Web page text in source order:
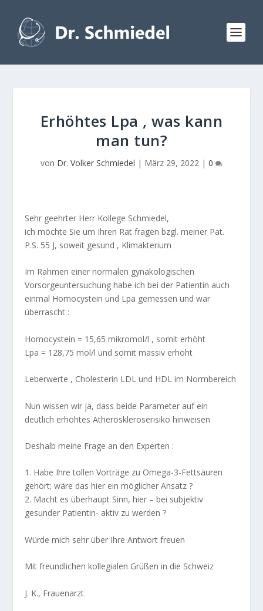
Erhöhtes Lpa , was kann
man tun?
von Dr. Volker Schmiedel | März 29, 2022 | 0
Sehr geehrter Herr Kollege Schmiedel,
ich möchte Sie um Ihren Rat fragen bzgl. meiner Pat.
P.S. 55 J, soweit gesund , Klimakterium
Im Rahmen einer normalen gynäkologischen
Vorsorgeuntersuchung habe ich bei der Patientin auch
einmal Homocystein und Lpa gemessen und war
überrascht :
Homocystein = 15,65 mikromol/l , somit erhöht
Lpa = 128,75 mol/l und somit massiv erhöht
Leberwerte , Cholesterin LDL und HDL im Normbereich
Nun wissen wir ja, dass beide Parameter auf ein
deutlich erhöhtes Atheroskleroserisiko hinweisen
Deshalb meine Frage an den Experten :
1. Habe Ihre tollen Vorträge zu Omega-3-Fettsäuren
gehört; wäre das hier ein möglicher Ansatz ?
2. Macht es überhaupt Sinn, hier – bei subjektiv
gesunder Patientin- aktiv zu werden ?
Würde mich sehr über Ihre Antwort freuen
Mit freundlichen kollegialen Grüßen in die Schweiz
J. K., Frauenarzt